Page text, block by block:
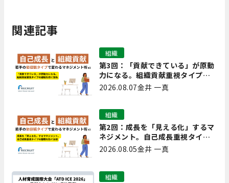
関連記事
第3回：「貢献できている」が原動
力になる。組織貢献重視タイプの
離職を防ぐ技術
組織
2026.08.07金井 一真
第2回：成長を「見える化」するマ
ネジメント。自己成長重視タイプ
の離職を防ぐ技術
組織
2026.08.05金井 一真
組織